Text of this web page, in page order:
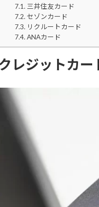
三井住友カード
セゾンカード
リクルートカード
ANAカード
レジットカー